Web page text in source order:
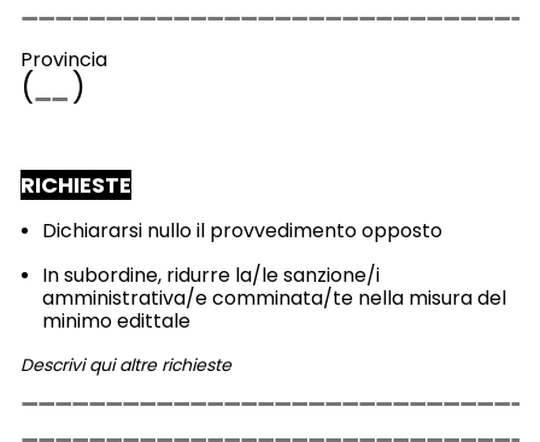
Provincia
( )
RICHIESTE
Dichiararsi nullo il provvedimento opposto
In subordine, ridurre la/le sanzione/i
amministrativa/e comminata/te nella misura del
minimo edittale
Descrivi qui altre richieste